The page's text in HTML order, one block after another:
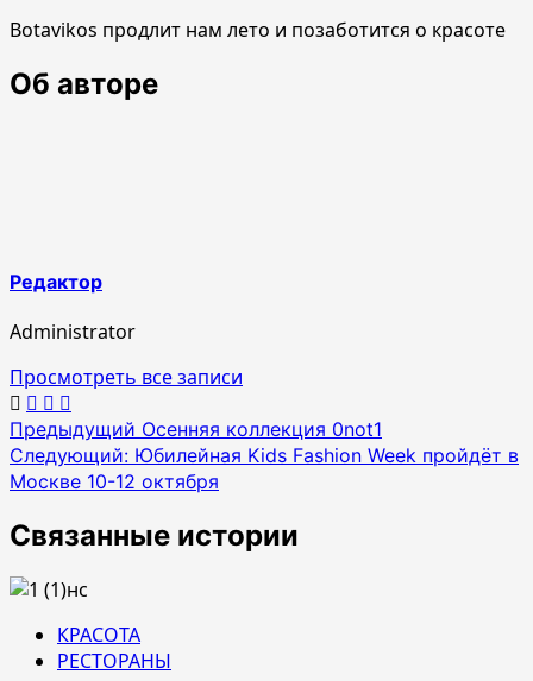
Botavikos продлит нам лето и позаботится о красоте
Об авторе
Редактор
Administrator
Просмотреть все записи
Навигация
по
записям
Предыдущий Осенняя коллекция 0not1
Следующий: Юбилейная Kids Fashion Week пройдёт в
Москве 10-12 октября
Связанные истории
КРАСОТА
РЕСТОРАНЫ